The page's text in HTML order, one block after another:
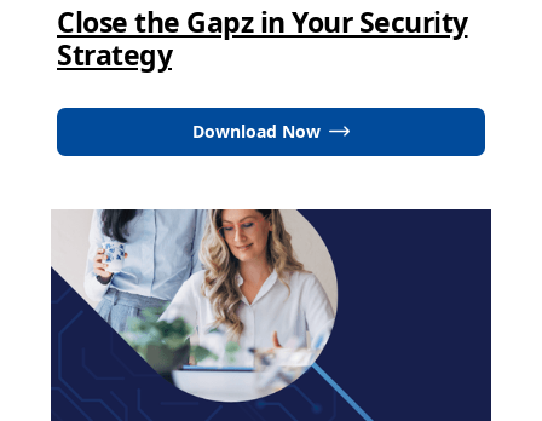
Close the Gapz in Your Security
Strategy
Download Now